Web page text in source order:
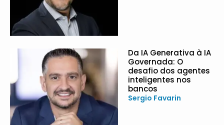
Da IA Generativa à IA
Governada: O
desafio dos agentes
inteligentes nos
bancos
Sergio Favarin